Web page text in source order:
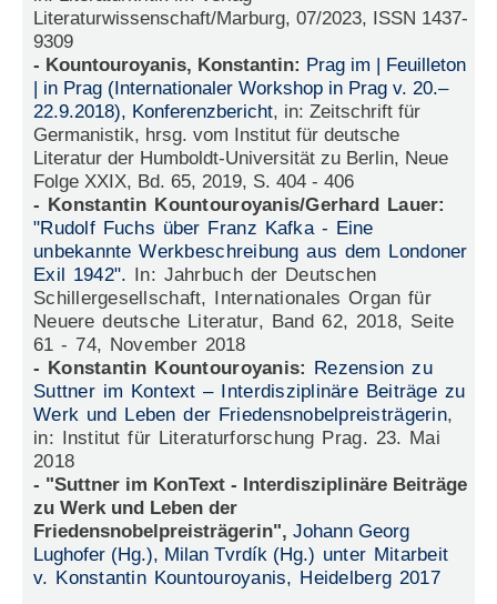
Literaturwissenschaft/Marburg, 07/2023, ISSN 1437-
9309
- Kountouroyanis, Konstantin: Prag im | Feuilleton
| in Prag (Internationaler Workshop in Prag v. 20.–
22.9.2018), Konferenzbericht, in: Zeitschrift für
Germanistik, hrsg. vom Institut für deutsche
Literatur der Humboldt-Universität zu Berlin, Neue
Folge XXIX, Bd. 65, 2019, S. 404 - 406
- Konstantin Kountouroyanis/Gerhard Lauer:
"Rudolf Fuchs über Franz Kafka - Eine
unbekannte Werkbeschreibung aus dem Londoner
Exil 1942". In: Jahrbuch der Deutschen
Schillergesellschaft, Internationales Organ für
Neuere deutsche Literatur, Band 62, 2018, Seite
61 - 74, November 2018
- Konstantin Kountouroyanis: Rezension zu
Suttner im Kontext – Interdisziplinäre Beiträge zu
Werk und Leben der Friedensnobelpreisträgerin,
in: Institut für Literaturforschung Prag. 23. Mai
2018
- "Suttner im KonText - Interdisziplinäre Beiträge
zu Werk und Leben der
Friedensnobelpreisträgerin", Johann Georg
Lughofer (Hg.), Milan Tvrdík (Hg.) unter Mitarbeit
v. Konstantin Kountouroyanis, Heidelberg 2017